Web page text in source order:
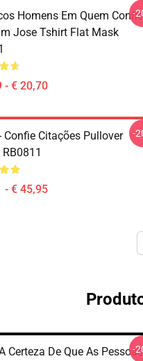
Homens Em Quem
Jose Tshirt Flat Mask
- € 20,70
-
Confie Citações Pullover
- € 45,95
-
Certeza De Que As Pessoas
-